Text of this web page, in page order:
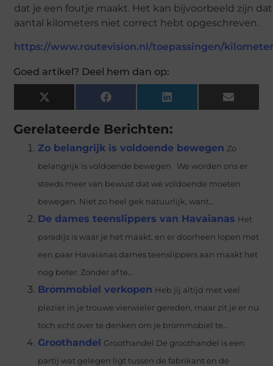
dat je een foutje maakt. Het kan bijvoorbeeld zijn
aantal kilometers niet correct hebt opgeschreven.
https://www.routevision.nl/toepassingen/
Goed artikel? Deel hem dan op:
X
(Twitter)
Facebook LinkedIn Email
Gerelateerde Berichten:
Zo belangrijk is voldoende bewegen Zo
belangrijk is voldoende bewegen We worden ons er
steeds meer van bewust dat we voldoende moeten
bewegen. Niet zo heel gek natuurlijk, want...
De dames teenslippers van Havaianas Het
paradijs is waar je het maakt, en er doorheen lopen met
een paar Havaianas dames teenslippers aan maakt het
nog beter. Zonder af te...
Brommobiel verkopen Heb jij altijd met veel
plezier in je trouwe vierwieler gereden, maar zit je er nu
toch echt over te denken om je brommobiel te...
Groothandel Groothandel De groothandel is een
partij wat gelegen ligt tussen de fabrikant en de